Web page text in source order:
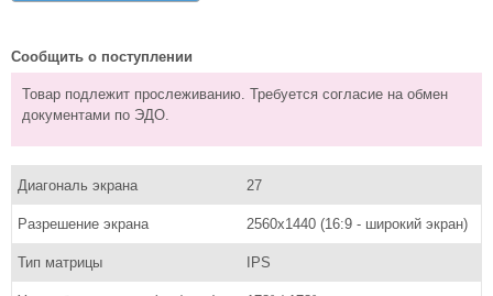
Сообщить о поступлении
Товар подлежит прослеживанию. Требуется согласие на обмен
документами по ЭДО.
Диагональ экрана 27
Разрешение экрана 2560x1440 (16:9 - широкий экран)
Тип матрицы IPS